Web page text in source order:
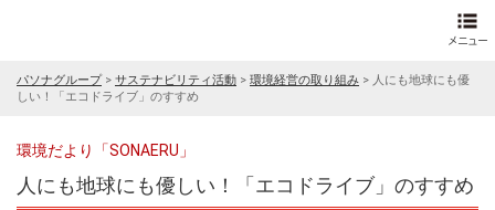
パソナグループ> サステナビリティ活動 > 環境経営の取り組み > 人にも地球にも優
しい！「エコドライブ」のすすめ
環境だより「SONAERU」
人にも地球にも優しい！「エコドライブ」のすすめ